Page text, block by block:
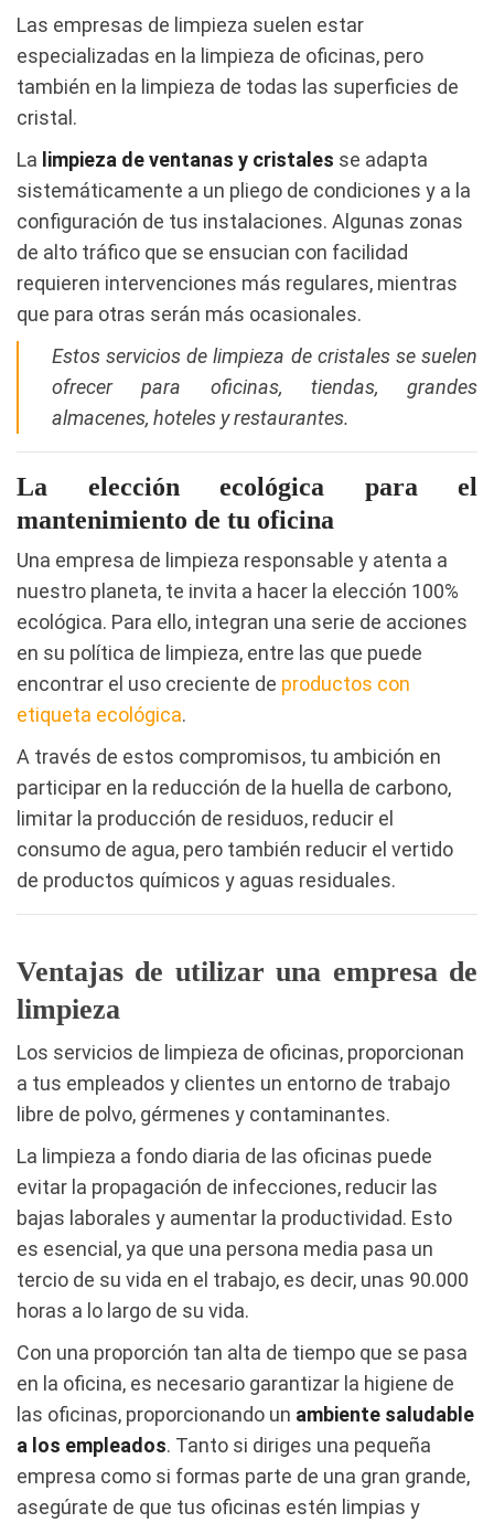
Las empresas de limpieza suelen estar
especializadas en la limpieza de oficinas, pero
también en la limpieza de todas las superficies de
cristal.
La limpieza de ventanas y cristales se adapta
sistemáticamente a un pliego de condiciones y a la
configuración de tus instalaciones. Algunas zonas
de alto tráfico que se ensucian con facilidad
requieren intervenciones más regulares, mientras
que para otras serán más ocasionales.
Estos servicios de limpieza de cristales se suelen
ofrecer para oficinas, tiendas, grandes
almacenes, hoteles y restaurantes.
La elección ecológica para el
mantenimiento de tu oficina
Una empresa de limpieza responsable y atenta a
nuestro planeta, te invita a hacer la elección 100%
ecológica. Para ello, integran una serie de acciones
en su política de limpieza, entre las que puede
encontrar el uso creciente de productos con
etiqueta ecológica.
A través de estos compromisos, tu ambición en
participar en la reducción de la huella de carbono,
limitar la producción de residuos, reducir el
consumo de agua, pero también reducir el vertido
de productos químicos y aguas residuales.
Ventajas de utilizar una empresa de
limpieza
Los servicios de limpieza de oficinas, proporcionan
a tus empleados y clientes un entorno de trabajo
libre de polvo, gérmenes y contaminantes.
La limpieza a fondo diaria de las oficinas puede
evitar la propagación de infecciones, reducir las
bajas laborales y aumentar la productividad. Esto
es esencial, ya que una persona media pasa un
tercio de su vida en el trabajo, es decir, unas 90.000
horas a lo largo de su vida.
Con una proporción tan alta de tiempo que se pasa
en la oficina, es necesario garantizar la higiene de
las oficinas, proporcionando un ambiente saludable
a los empleados. Tanto si diriges una pequeña
empresa como si formas parte de una gran grande,
asegúrate de que tus oficinas estén limpias y